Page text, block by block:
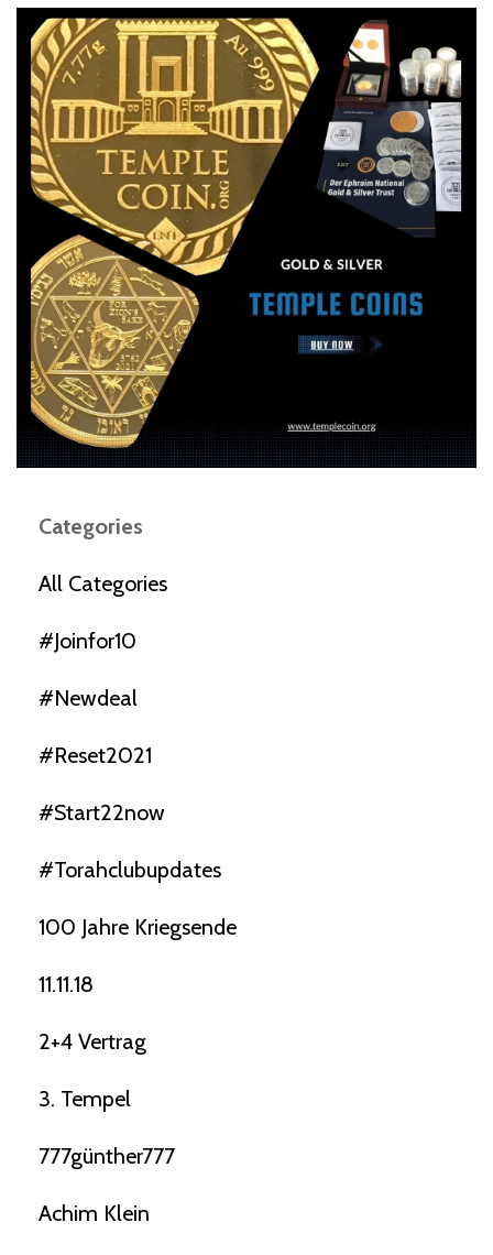
Categories
All Categories
#joinfor10
#newdeal
#reset2021
#start22now
#torahclubupdates
100 Jahre Kriegsende
11.11.18
2+4 Vertrag
3. Tempel
777günther777
Achim Klein